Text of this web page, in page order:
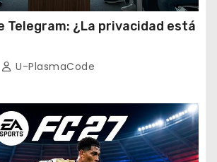
Telegram: ¿La privacidad está
U-PlasmaCode